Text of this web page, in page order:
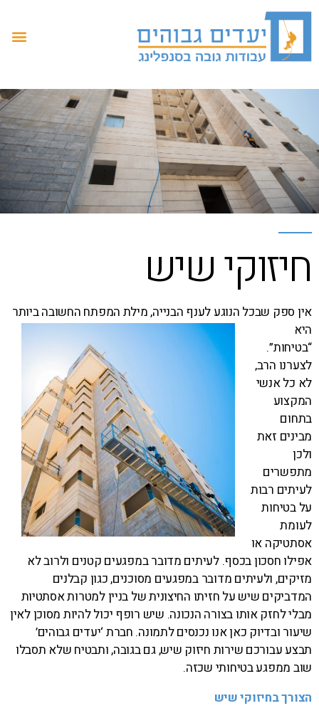
חיזוקי שיש
אין ספק שבכל הנוגע לענף הבנייה,מילת המפתח החשובה ביותר
היא
“בטיחות”.
לצערנו הרב,
לא כל אנשי
המקצוע
בתחום
מבינים זאת
ולכן
מתפשרים
לעיתים רבות
על בטיחות
לעומת
אסתטיקה או
אפילו חסכון בכסף. לעיתים מדובר במפגעים קטנים ולרוב לא
מזיקים, ולעיתים מדובר במפגעים מסוכנים, כגון קבלנים
המדביקים שיש על חזיתו החיצונית של בניין למטרות אסתטיות
מבלי לחזק אותו בצורה הנכונה. שיש רופף יכול להיות מסוכן לאין
שיעור ובדיוק כאן אנו נכנסים לתמונה. חברת ‘יעדים גבוהים’
תבצע עבורכם שירות חיזוק שיש, גם בגובה, ותבטיח שלא תסבלו
שוב ממפגע בטיחותי שכזה.
הצורך בחיזוקי שיש